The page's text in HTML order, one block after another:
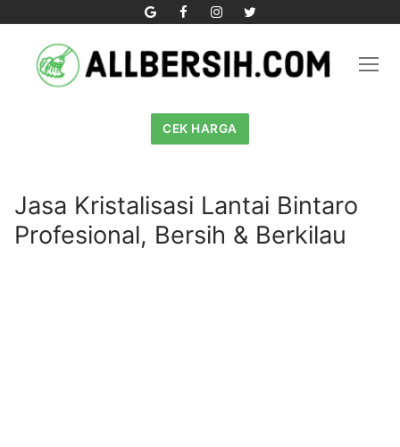
content
CEK HARGA
Jasa Kristalisasi Lantai Bintaro
Profesional, Bersih & Berkilau